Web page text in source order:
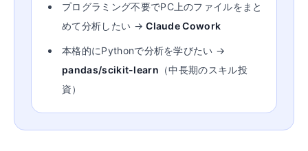
プログラミング不要でPC上のファイルをまと
めて分析したい →Claude Cowork
本格的にPythonで分析を学びたい →
pandas/scikit-learn （中長期のスキル投
資）